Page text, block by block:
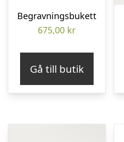
Begravningsbukett
675,00 kr
Gå till butik